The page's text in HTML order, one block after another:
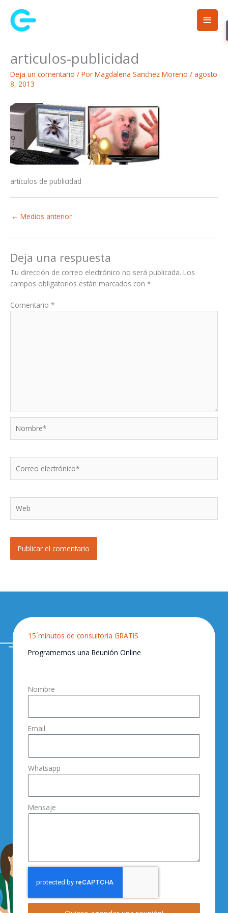
contenido
articulos-publicidad
Deja un comentario / Por Magdalena Sanchez Moreno / agosto
8, 2013
artículos de publicidad
← Medios anterior
Deja una respuesta
Tu dirección de correo electrónico no será publicada. Los
campos obligatorios están marcados con *
Comentario *
electrónico*
15´minutos de consultoría GRATIS
Programemos una Reunión Online
Nombre
Email
Whatsapp
Mensaje